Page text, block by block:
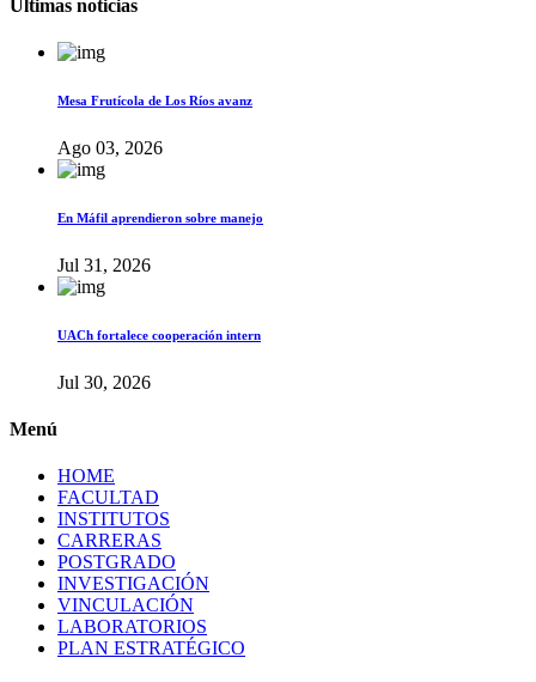
Últimas noticias
Mesa Frutícola de Los Ríos avanz
Ago 03, 2026
En Máfil aprendieron sobre manejo
Jul 31, 2026
UACh fortalece cooperación intern
Jul 30, 2026
Menú
HOME
FACULTAD
INSTITUTOS
CARRERAS
POSTGRADO
INVESTIGACIÓN
VINCULACIÓN
LABORATORIOS
PLAN ESTRATÉGICO